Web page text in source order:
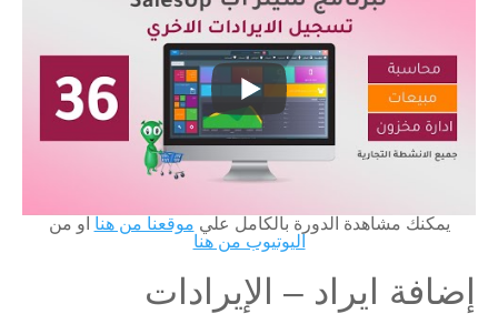
يمكنك مشاهدة الدورة بالكامل علي موقعنا من هنا او من
اليوتيوب من هنا
إضافة ايراد – الإيرادات